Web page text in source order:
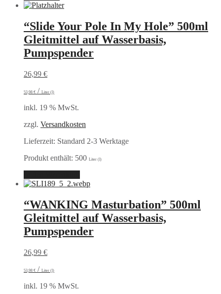
“Slide Your Pole In My Hole” 500ml
Gleitmittel auf Wasserbasis,
Pumpspender
26,99 €
53,98 € / Liter (l)
inkl. 19 % MwSt.
zzgl. Versandkosten
Lieferzeit: Standard 2-3 Werktage
Produkt enthält: 500 Liter (l)
“WANKING Masturbation” 500ml
Gleitmittel auf Wasserbasis,
Pumpspender
26,99 €
53,98 € / Liter (l)
inkl. 19 % MwSt.